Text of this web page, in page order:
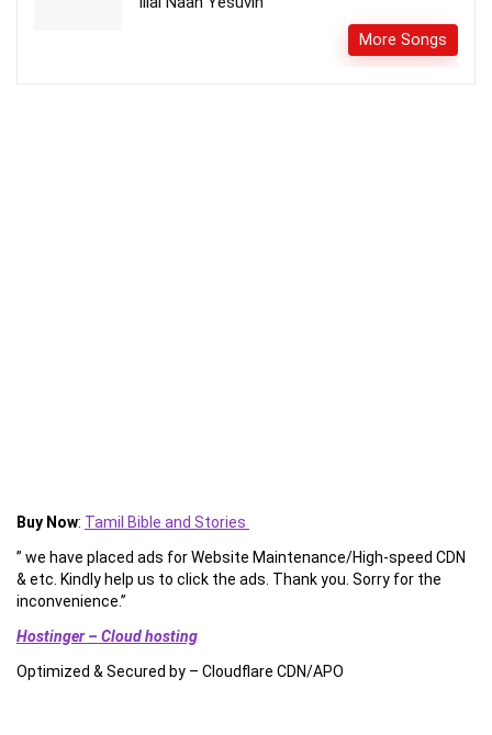
More Songs
Buy Now: Tamil Bible and Stories
” we have placed ads for Website Maintenance/High-speed CDN
& etc. Kindly help us to click the ads. Thank you. Sorry for the
inconvenience.”
Hostinger – Cloud hosting
Optimized & Secured by – Cloudflare CDN/APO